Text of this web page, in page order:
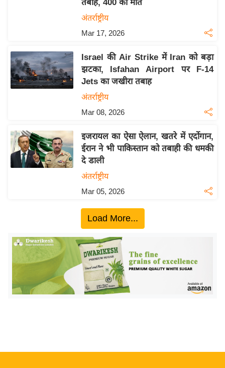
ल
बे
मि
श
ख्सि
य
या
त्य
ज
टो
तबाह, 400 की मौत
अंतर्राष्ट्रीय
Mar 17, 2026
Israel की Air Strike में Iran को बड़ा
झटका, Isfahan Airport पर F-14
Jets का जखीरा तबाह
अंतर्राष्ट्रीय
Mar 08, 2026
इजरायल का ऐसा ऐलान, खतरे में एर्दोगान,
ईरान ने भी पाकिस्तान को तबाही की धमकी
दे डाली
अंतर्राष्ट्रीय
Mar 05, 2026
Load More...